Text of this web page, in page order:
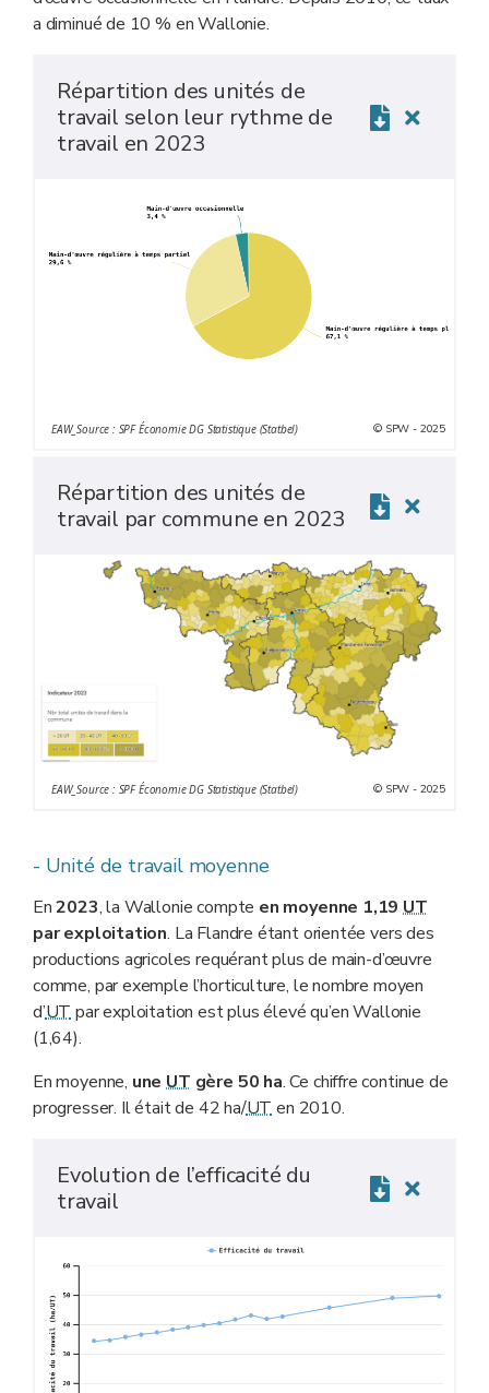
a diminué de 10 % en Wallonie.
Répartition des unités de
travail selon leur rythme de
travail en 2023
EAW_Source : SPF Économie DG Statistique (Statbel) © SPW - 2025
Répartition des unités de
travail par commune en 2023
EAW_Source : SPF Économie DG Statistique (Statbel) © SPW - 2025
- Unité de travail moyenne
En2023, la Wallonie compte en moyenne 1,19UT
par exploitation. La Flandre étant orientée vers des
productions agricoles requérant plus de main-d’œuvre
comme, par exemple l’horticulture, le nombre moyen
d’UTpar exploitation est plus élevé qu’en Wallonie
(1,64).
En moyenne, uneUT gère 50 ha. Ce chiffre continue de
progresser. Il était de 42 ha/UTen 2010.
Evolution de l’efficacité du
travail